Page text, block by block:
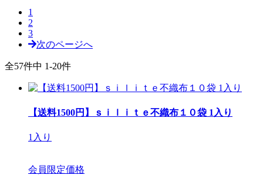
1
2
3
次のページへ
全57件中 1-20件
【送料1500円】ｓｉｌｉｔｅ不織布１０袋 1入り
1入り
会員限定価格